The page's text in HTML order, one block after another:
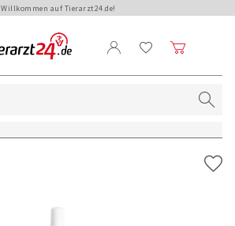
Willkommen auf Tierarzt24.de!